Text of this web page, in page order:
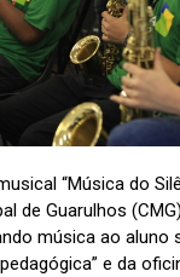
“Música do
de Guarulhos
música ao aluno
e da